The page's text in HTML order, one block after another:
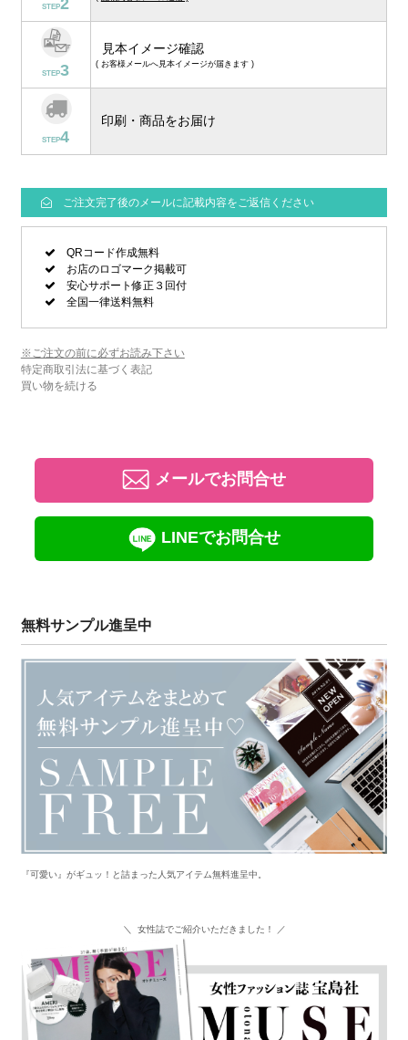
STEP
STEP3
見本イメージ確認
( お客様メールへ見本イメージが届きます )
STEP4
印刷・商品をお届け
ご注文完了後のメールに記載内容をご返信ください
QRコード作成無料
お店のロゴマーク掲載可
安心サポート修正３回付
全国一律送料無料
※ご注文の前に必ずお読み下さい
特定商取引法に基づく表記
買い物を続ける
メールでお問合せ
LINEでお問合せ
無料サンプル進呈中
『可愛い』がギュッ！と詰まった人気アイテム無料進呈中。
＼ 女性誌でご紹介いただきました！ ／